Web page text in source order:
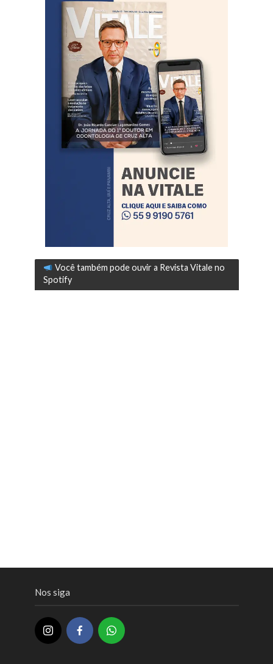
Você também pode ouvir a Revista Vitale no
Spotify
Nos siga